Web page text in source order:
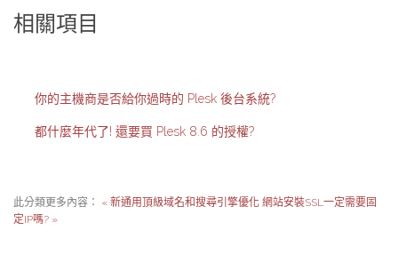
相關項目
你的主機商是否給你過時的 Plesk 後台系統?
都什麼年代了! 還要買 Plesk 8.6 的授權?
此分類更多內容： « 新通用頂級域名和搜尋引擎優化 網站安裝SSL一定需要固
定IP嗎? »